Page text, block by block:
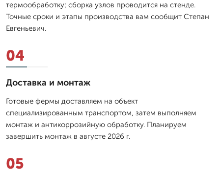
термообработку; сборка узлов проводится на стенде.
Точные сроки и этапы производства вам сообщит Степан
Евгеньевич.
04
Доставка и монтаж
Готовые фермы доставляем на объект
специализированным транспортом, затем выполняем
монтаж и антикоррозийную обработку. Планируем
завершить монтаж в августе 2026 г.
05